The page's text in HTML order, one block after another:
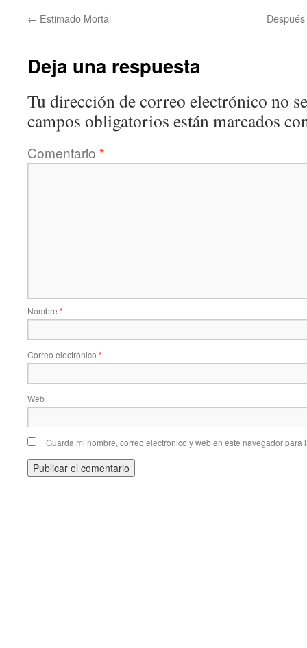
← Estimado Mortal
Deja una respuesta
Tu dirección de correo electrónico no
campos obligatorios están marcados
Comentario *
Nombre *
Correo electrónico *
Web
Guarda mi nombre, correo electrónico y web en este navegador para